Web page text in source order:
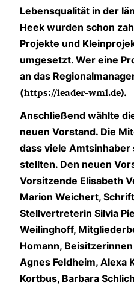
Lebensqualität in der
Heek wurden schon
Projekte und
umgesetzt. Wer eine
an das
(https://leader-wml.de).
Anschließend wählte
neuen Vorstand. Die
dass viele
stellten. Den neuen
Vorsitzende Elisabeth
Marion Weichert,
Stellvertreterin Silvia
Weilinghoff,
Homann,
Agnes Feldheim, Alexa
Kortbus, Barbara